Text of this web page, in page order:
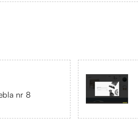
nr 8